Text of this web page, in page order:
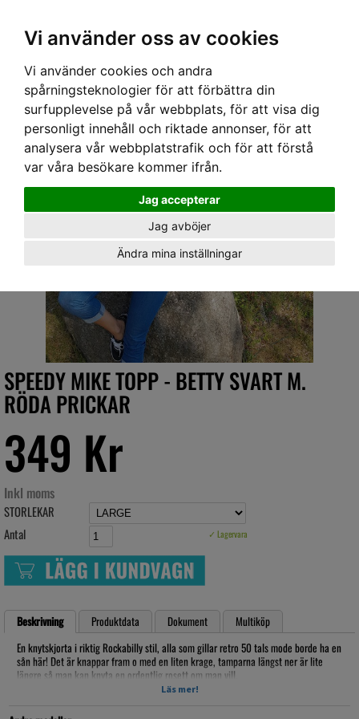
Vi använder oss av cookies
Vi använder cookies och andra
spårningsteknologier för att förbättra din
surfupplevelse på vår webbplats, för att visa dig
personligt innehåll och riktade annonser, för att
analysera vår webbplatstrafik och för att förstå
var våra besökare kommer ifrån.
Jag accepterar
Jag avböjer
Ändra mina inställningar
Hem› DAM›PLUS-STORLEKAR› SPEEDY MIKE TOPP - BETTY SVART M. RÖDA PRICKAR
SPEEDY MIKE TOPP - BETTY SVART M.
RÖDA PRICKAR
349 Kr
Inkl moms
STORLEKAR
Antal
✓ Lagervara
Beskrivning Produktdata Dokument
Multiköp
En knytskjorta i riktig Rockabilly stil, alla som gillar retro 50 tals mode borde ha en
sån här! Det är knappar fram o med en liten krage, tamparna längst ner är lite
längre så man kan knyta en ordentlig rosett om man vill.
Toppen går oxå att använda instoppad i t.ex. en kjol eller byxa om man vill.
prickar.
Läs mer!